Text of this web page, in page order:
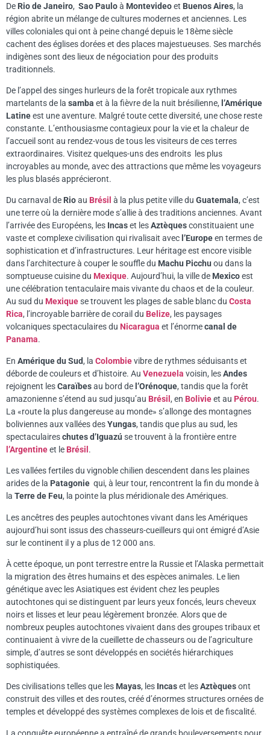
De Rio de Janeiro, Sao Pauloà Montevideoet Buenos Aires, la
région abrite un mélange de cultures modernes et anciennes. Les
villes coloniales qui ont à peine changé depuis le 18ème siècle
cachent des églises dorées et des places majestueuses. Ses marchés
indigènes sont des lieux de négociation pour des produits
traditionnels.
De l’appel des singes hurleurs de la forêt tropicale aux rythmes
martelants de la samba et à la fièvre de la nuit brésilienne, l’Amérique
Latineest une aventure. Malgré toute cette diversité, une chose reste
constante. L’enthousiasme contagieux pour la vie et la chaleur de
l’accueil sont au rendez-vous de tous les visiteurs de ces terres
extraordinaires. Visitez quelques-uns des endroits les plus
incroyables au monde, avec des attractions que même les voyageurs
les plus blasés apprécieront.
Du carnaval de Rioau Brésil à la plus petite ville du Guatemala, c’est
une terre où la dernière mode s’allie à des traditions anciennes. Avant
l’arrivée des Européens, les Incaset lesAztèquesconstituaient une
vaste et complexe civilisation qui rivalisait avec l’Europeen termes de
sophistication et d’infrastructures. Leur héritage est encore visible
dans l’architecture à couper le souffle du Machu Picchu ou dans la
somptueuse cuisine du Mexique. Aujourd’hui, la ville de Mexicoest
une célébration tentaculaire mais vivante du chaos et de la couleur.
Au sud du Mexiquese trouvent les plages de sable blanc du Costa
Rica, l’incroyable barrière de corail du Belize, les paysages
volcaniques spectaculaires du Nicaragua et l’énormecanal de
Panama.
En Amérique du Sud, la Colombievibre de rythmes séduisants et
déborde de couleurs et d’histoire. Au Venezuela voisin, lesAndes
rejoignent lesCaraïbesau bord de l’Orénoque, tandis que la forêt
amazonienne s’étend au sud jusqu’au Brésil , en Bolivieet au Pérou.
La «route la plus dangereuse au monde» s’allonge des montagnes
boliviennes aux vallées desYungas, tandis que plus au sud, les
spectaculaireschutes d’Iguazú se trouvent à la frontière entre
l’Argentineet le Brésil .
Les vallées fertiles du vignoble chilien descendent dans les plaines
arides de la Patagonie qui, à leur tour, rencontrent la fin du monde à
la Terre de Feu, la pointe la plus méridionale des Amériques.
Les ancêtres des peuples autochtones vivant dans les Amériques
aujourd’hui sont issus des chasseurs-cueilleurs qui ont émigré d’Asie
sur le continent il y a plus de 12 000 ans.
À cette époque, un pont terrestre entre la Russie et l’Alaska permettait
la migration des êtres humains et des espèces animales. Le lien
génétique avec les Asiatiques est évident chez les peuples
autochtones qui se distinguent par leurs yeux foncés, leurs cheveux
noirs et lisses et leur peau légèrement bronzée. Alors que de
nombreux peuples autochtones vivaient dans des groupes tribaux et
continuaient à vivre de la cueillette de chasseurs ou de l’agriculture
simple, d’autres se sont développés en sociétés hiérarchiques
sophistiquées.
Des civilisations telles que les Mayas, les Incaset lesAztèquesont
construit des villes et des routes, créé d’énormes structures ornées de
temples et développé des systèmes complexes de lois et de fiscalité.
La conquête européenne a entraîné de grands bouleversements pour